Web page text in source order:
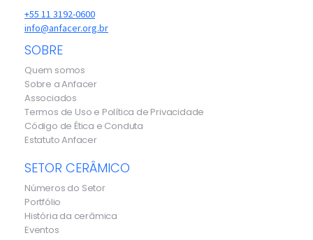
+55 11 3192-0600
info@anfacer.org.br
SOBRE
Quem somos
Sobre a Anfacer
Associados
Termos de Uso e Política de Privacidade
Código de Ética e Conduta
Estatuto Anfacer
SETOR CERÂMICO
Números do Setor
Portfólio
História da cerâmica
Eventos